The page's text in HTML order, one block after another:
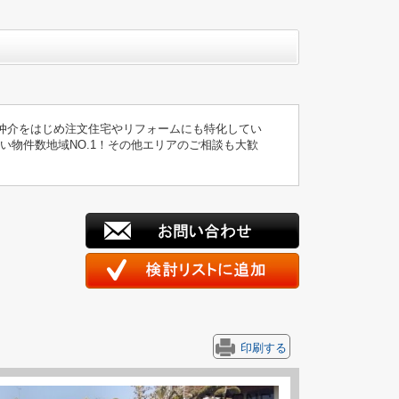
をはじめ注文住宅やリフォームにも特化してい
物件数地域NO.1！その他エリアのご相談も大歓
印刷する